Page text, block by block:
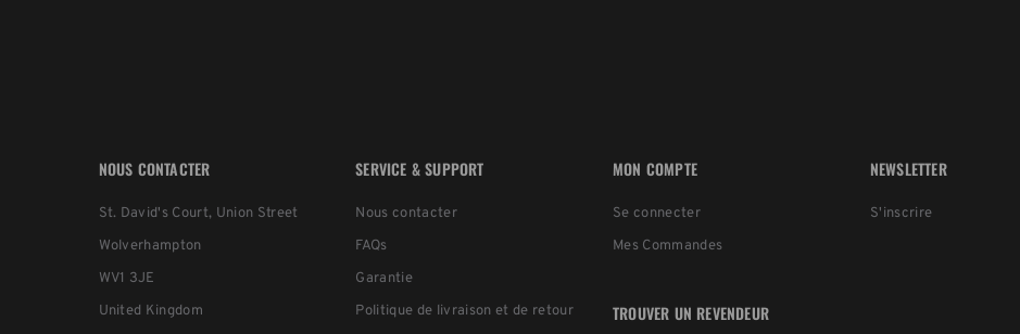
NOUS CONTACTER
St. David's Court, Union Street
Wolverhampton
WV1 3JE
United Kingdom
SERVICE & SUPPORT
Nous contacter
FAQs
Garantie
Politique de livraison et de retour
MON COMPTE
Se connecter
Mes Commandes
TROUVER UN REVENDEUR
NEWSLETTER
S'inscrire